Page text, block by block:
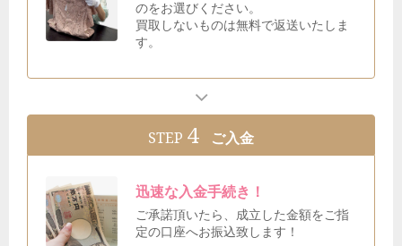
のをお選びください。
買取しないものは無料で返送いたしま
す。
STEP 4 ご入金
迅速な入金手続き！
ご承諾頂いたら、成立した金額をご指
定の口座へお振込致します！